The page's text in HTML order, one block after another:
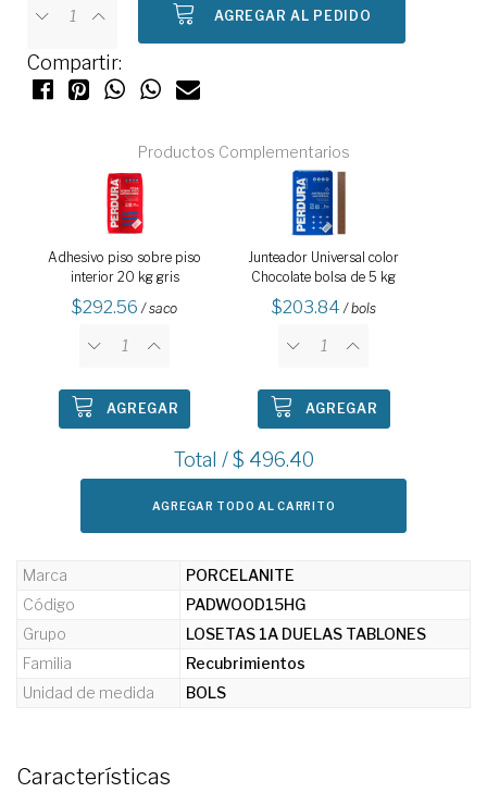
AGREGAR AL PEDIDO
Compartir:
Productos Complementarios
Adhesivo piso sobre piso
interior 20 kg gris
292.56 / saco
AGREGAR
Junteador Universal color
Chocolate bolsa de 5 kg
203.84 / bols
AGREGAR
Total / $ 496.40
AGREGAR TODO AL CARRITO
Marca
PORCELANITE
Código
PADWOOD15HG
Grupo
LOSETAS 1A DUELAS TABLONES
Familia
Recubrimientos
Unidad de medida
BOLS
Características